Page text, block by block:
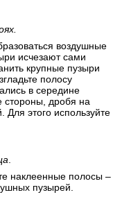
воздушные
исчезают сами
крупные пузыри
полосу
в середине
стороны, дробя на
Для этого используйте
.
наклеенные полосы –
пузырей.